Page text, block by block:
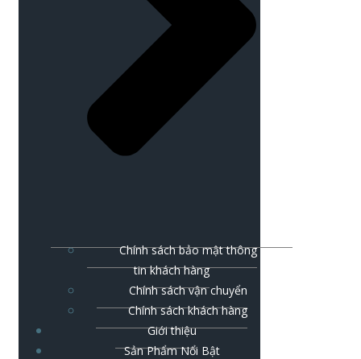
Chính sách bảo mật thông
tin khách hàng
Chính sách vận chuyển
Chính sách khách hàng
Giới thiệu
Sản Phẩm Nổi Bật